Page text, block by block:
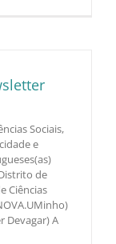
Sociais,
e
de
Ciências
Devagar) A